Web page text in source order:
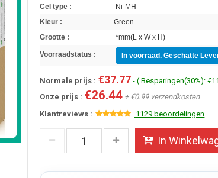
Cel type :
Ni-MH
Kleur :
Green
Grootte :
*mm(L x W x H)
Voorraadstatus : In voorraad. Geschatte
Normale prijs :€37.77- ( Besparingen(30%):
Onze prijs : €26.44 + €0.99 verzendkosten
Klantreviews :
1129 beoordelingen
In